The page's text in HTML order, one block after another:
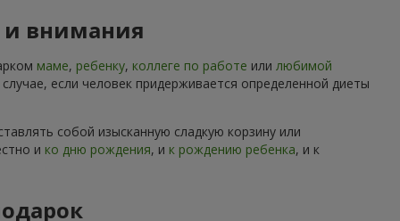
и внимания
маме, ребенку, коллеге по работе или любимой
если человек придерживается определенной диеты
собой изысканную сладкую корзину или
и ко дню рождения, и к рождению ребенка, и к